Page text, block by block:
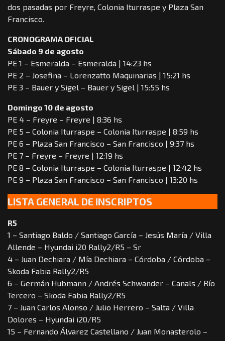
dos pasadas por Freyre, Colonia Iturraspe y Plaza San
Francisco.
CRONOGRAMA OFICIAL
Sábado 9 de agosto
PE 1 – Esmeralda – Esmeralda | 14:23 hs
PE 2 – Josefina – Lorenzatto Maquinarias | 15:21 hs
PE 3 – Bauer y Sigel – Bauer y Sigel | 15:55 hs
Domingo 10 de agosto
PE 4 – Freyre – Freyre | 8:36 hs
PE 5 – Colonia Iturraspe – Colonia Iturraspe | 8:59 hs
PE 6 – Plaza San Francisco – San Francisco | 9:37 hs
PE 7 – Freyre – Freyre | 12:19 hs
PE 8 – Colonia Iturraspe – Colonia Iturraspe | 12:42 hs
PE 9 – Plaza San Francisco – San Francisco | 13:20 hs
LISTA GENERAL DE INSCRIPTOS
R5
1 – Santiago Baldo / Santiago García – Jesús María / Villa
Allende – Hyundai i20 Rally2/R5 – Sr
4 – Juan Dechiara / Mía Dechiara – Córdoba / Córdoba –
Skoda Fabia Rally2/R5
6 – Germán Hubmann / Andrés Schwander – Canals / Río
Tercero – Skoda Fabia Rally2/R5
7 – Juan Carlos Alonso / Julio Herrero – Salta / Villa
Dolores – Hyundai i20/R5
15 – Fernando Álvarez Castellano / Juan Monasterolo –